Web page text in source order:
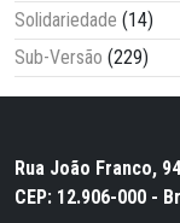
Solidariedade (14)
Sub-Versão (229)
Rua João Franco,
CEP: 12.906-000 -